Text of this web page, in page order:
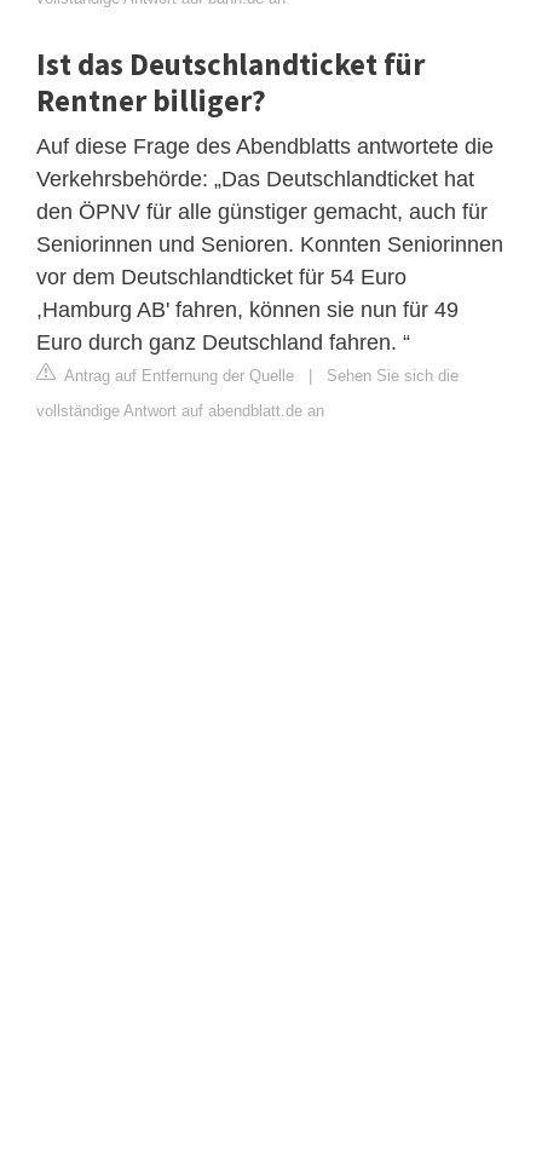
Ist das Deutschlandticket für
Rentner billiger?
Auf diese Frage des Abendblatts antwortete die
Verkehrsbehörde: „Das Deutschlandticket hat
den ÖPNV für alle günstiger gemacht, auch für
Seniorinnen und Senioren. Konnten Seniorinnen
vor dem Deutschlandticket für 54 Euro
,Hamburg AB' fahren, können sie nun für 49
Euro durch ganz Deutschland fahren. “
Antrag auf Entfernung der Quelle | Sehen Sie sich die
vollständige Antwort auf abendblatt.de an